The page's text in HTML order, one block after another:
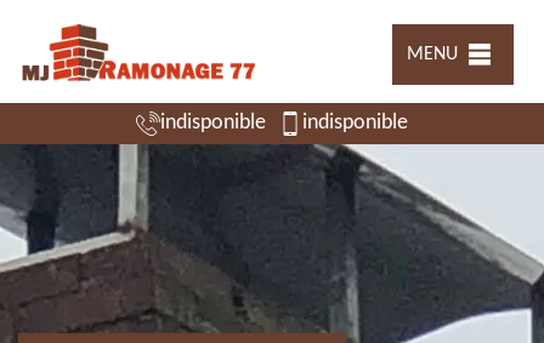
MENU
indisponible indisponible